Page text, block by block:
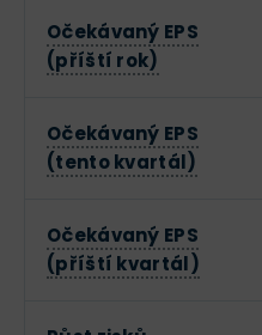
Očekávaný EPS
(příští rok)
Očekávaný EPS
(tento kvartál)
Očekávaný EPS
(příští kvartál)